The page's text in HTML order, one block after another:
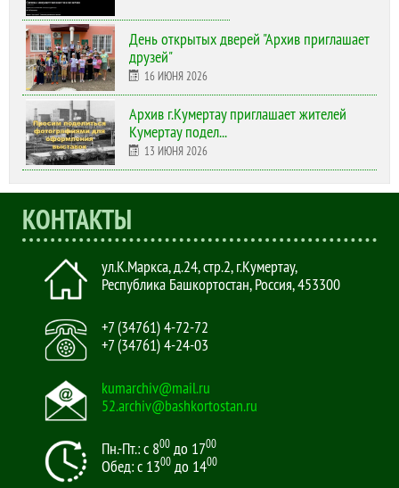
День открытых дверей "Архив приглашает
друзей"
16 ИЮНЯ 2026
Архив г.Кумертау приглашает жителей
Кумертау подел...
13 ИЮНЯ 2026
КОНТАКТЫ
ул.К.Маркса, д.24, стр.2,г.Кумертау,
Республика Башкортостан, Россия,453300
+7 (34761) 4-72-72
+7 (34761) 4-24-03
kumarchiv@mail.ru
52.archiv@bashkortostan.ru
Пн.-Пт.: с 800 до 1700
Обед: с 1300 до 1400